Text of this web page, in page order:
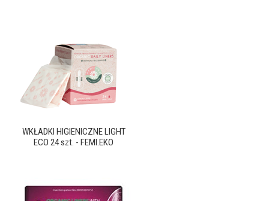
WKŁADKI HIGIENICZNE LIGHT
ECO 24 szt. - FEMI.EKO